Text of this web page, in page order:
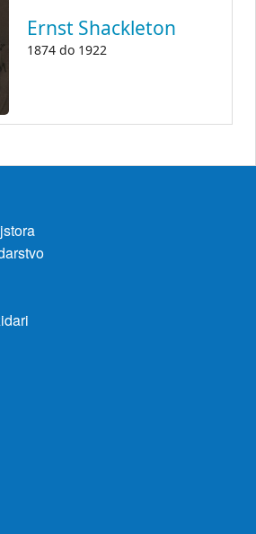
Ernst Shackleton
1874 do 1922